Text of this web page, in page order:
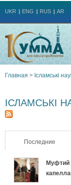
UKR ENG RUS AR
здесь
Главная > Ісламські
ІСЛАМСЬКІ
Последние
Муфтий